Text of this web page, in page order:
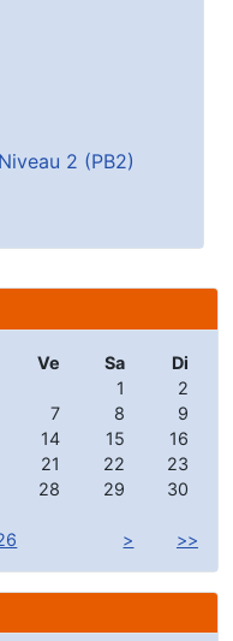
Ve Sa
Di
1
2
7 8
9
14 15
16
21 22
23
28 29
30
> >>
2 (PB2)